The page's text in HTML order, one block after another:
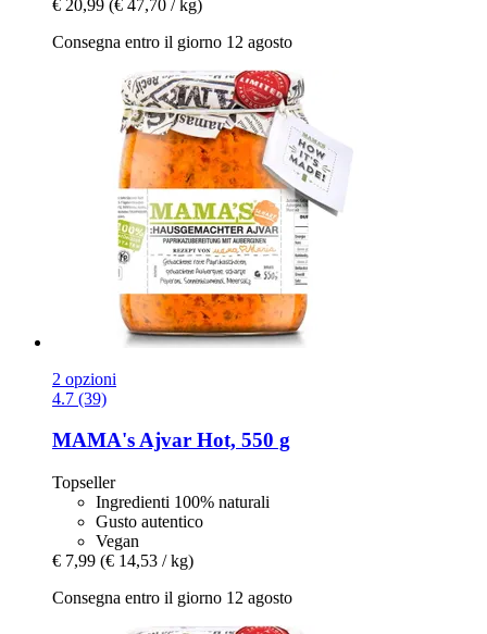
€ 20,99 (€ 47,70 / kg)
Consegna entro il giorno 12 agosto
2 opzioni
4.7 (39)
MAMA'sAjvar Hot, 550 g
Topseller
Ingredienti 100% naturali
Gusto autentico
Vegan
€ 7,99 (€ 14,53 / kg)
Consegna entro il giorno 12 agosto